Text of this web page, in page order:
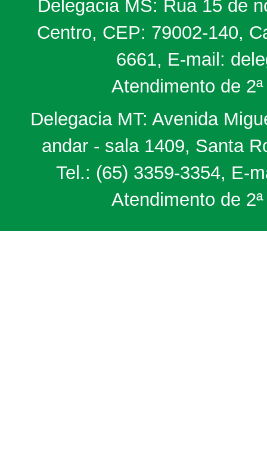
Delegacia MS: Rua 15 de
Centro, CEP: 79002-140,
6661, E-mail:
Atendimento de
Delegacia MT: Avenida
andar - sala 1409, Santa
Tel.: (65) 3359-3354, E-
Atendimento de